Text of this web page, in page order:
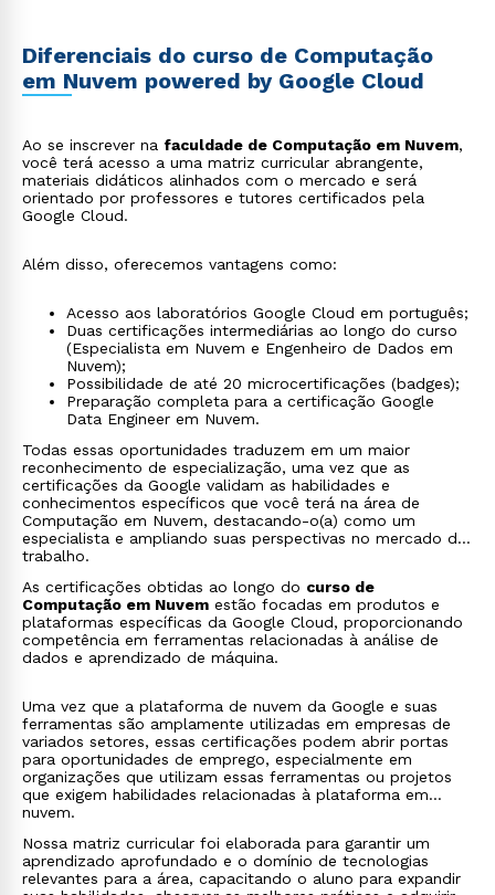
Diferenciais do curso de Computação
em Nuvem powered by Google Cloud
Ao se inscrever na faculdade de Computação em Nuvem,
você terá acesso a uma matriz curricular abrangente,
materiais didáticos alinhados com o mercado e será
orientado por professores e tutores certificados pela
Google Cloud.
Além disso, oferecemos vantagens como:
Acesso aos laboratórios Google Cloud em português;
Duas certificações intermediárias ao longo do curso
(Especialista em Nuvem e Engenheiro de Dados em
Nuvem);
Possibilidade de até 20 microcertificações (badges);
Preparação completa para a certificação Google
Data Engineer em Nuvem.
Todas essas oportunidades traduzem em um maior
reconhecimento de especialização, uma vez que as
certificações da Google validam as habilidades e
conhecimentos específicos que você terá na área de
Computação em Nuvem, destacando-o(a) como um
especialista e ampliando suas perspectivas no mercado de
trabalho.
As certificações obtidas ao longo do curso de
Computação em Nuvem estão focadas em produtos e
plataformas específicas da Google Cloud, proporcionando
competência em ferramentas relacionadas à análise de
dados e aprendizado de máquina.
Uma vez que a plataforma de nuvem da Google e suas
ferramentas são amplamente utilizadas em empresas de
variados setores, essas certificações podem abrir portas
para oportunidades de emprego, especialmente em
organizações que utilizam essas ferramentas ou projetos
que exigem habilidades relacionadas à plataforma em
nuvem.
Nossa matriz curricular foi elaborada para garantir um
aprendizado aprofundado e o domínio de tecnologias
relevantes para a área, capacitando o aluno para expandir